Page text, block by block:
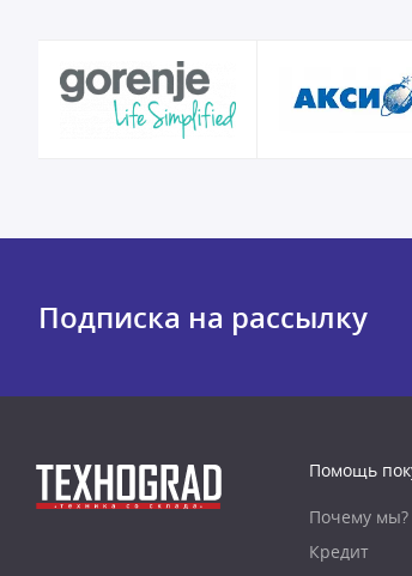
Подписка на рассылку
Помощь
Почему мы?
Кредит